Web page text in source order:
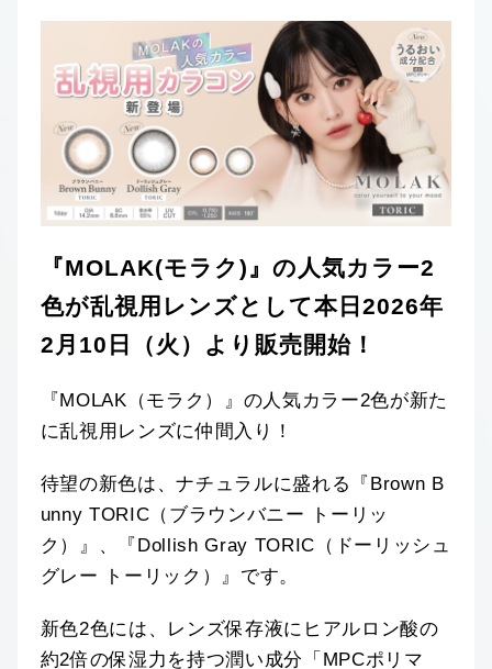
『MOLAK(モラク)』の人気カラー2
色が乱視用レンズとして本日2026年
2月10日（火）より販売開始！
『MOLAK（モラク）』の人気カラー2色が新た
に乱視用レンズに仲間入り！
待望の新色は、ナチュラルに盛れる『Brown B
unny TORIC（ブラウンバニー トーリッ
ク）』、『Dollish Gray TORIC（ドーリッシュ
グレー トーリック）』です。
新色2色には、レンズ保存液にヒアルロン酸の
約2倍の保湿力を持つ潤い成分「MPCポリマ